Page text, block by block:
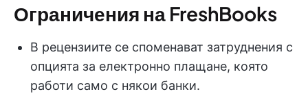
Ограничения на FreshBooks
В рецензиите се споменават затруднения с
опцията за електронно плащане, която
работи само с някои банки.